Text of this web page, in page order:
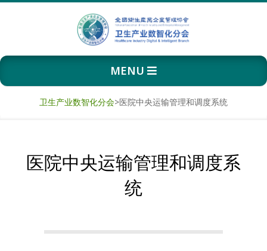
卫
生
产
业
数
Primary
Navigation
MENU
卫生产业数智化分会>医院中央运输管理和调度系统
医院中央运输管理和调度系
统